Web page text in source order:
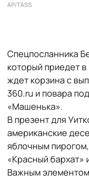
AP/TASS
Спецпосланника
который приедет
ждет корзина с
360.ru и повара
«Машенька».
В презент для
американские
яблочным
«Красный бархат»
Важным